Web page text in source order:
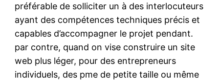
préférable de solliciter un à des interlocuteurs
ayant des compétences techniques précis et
capables d’accompagner le projet pendant.
par contre, quand on vise construire un site
web plus léger, pour des entrepreneurs
individuels, des pme de petite taille ou même